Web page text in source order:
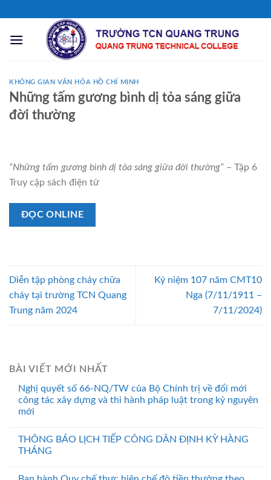
nội
KHÔNG GIAN VĂN HÓA HỒ CHÍ MINH
Những tấm gương bình dị tỏa sáng giữa
đời thường
“Những tấm gương bình dị tỏa sáng giữa đời thường” – Tập 6
Truy cập sách điện tử
ĐỌC ONLINE
Diễn tập phòng cháy chữa
cháy tại trường TCN Quang
Trung năm 2024
Kỷ niệm 107 năm CMT10
Nga (7/11/1911 –
7/11/2024)
BÀI VIẾT MỚI NHẤT
Nghị quyết số 66-NQ/TW của Bộ Chính trị về đổi mới
công tác xây dựng và thi hành pháp luật trong kỷ nguyên
mới
THÔNG BÁO LỊCH TIẾP CÔNG DÂN ĐỊNH KỲ HÀNG
THÁNG